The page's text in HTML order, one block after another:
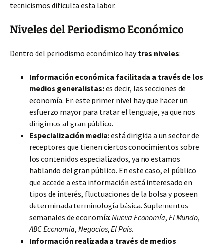
tecnicismos dificulta esta labor.
Niveles del Periodismo Económico
Dentro del periodismo económico haytres niveles:
Información económica facilitada a través de los
medios generalistas:es decir, las secciones de
economía. En este primer nivel hay que hacer un
esfuerzo mayor para tratar el lenguaje, ya que nos
dirigimos al gran público.
Especialización media:está dirigida a un sector de
receptores que tienen ciertos conocimientos sobre
los contenidos especializados, ya no estamos
hablando del gran público. En este caso, el público
que accede a esta información está interesado en
tipos de interés, fluctuaciones de la bolsa y poseen
determinada terminología básica. Suplementos
semanales de economía: Nueva Economía, El Mundo,
ABC Economía, Negocios, El País.
Información realizada a través de medios